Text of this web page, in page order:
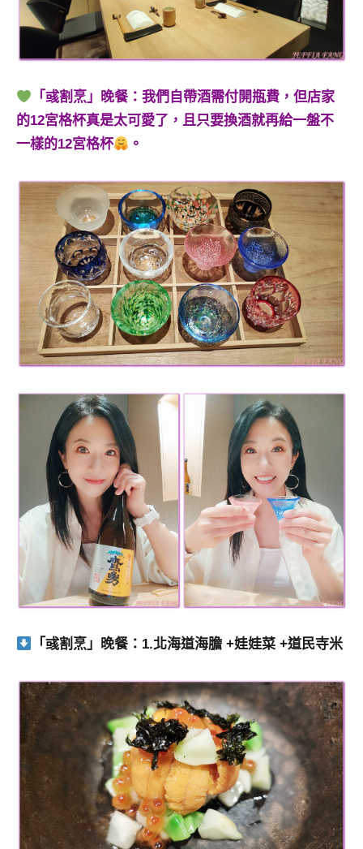
「彧割烹」晚餐：我們自帶酒需付開瓶費，但店家
的12宮格杯真是太可愛了，且只要換酒就再給一盤不
一樣的12宮格杯
。
「彧割烹」晚餐：1.北海道海膽 +娃娃菜 +道民寺米